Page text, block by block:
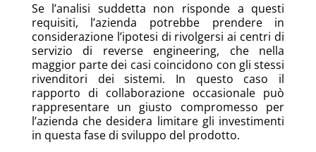
Se l’analisi suddetta non risponde a questi
requisiti, l’azienda potrebbe prendere in
considerazione l’ipotesi di rivolgersi ai centri di
servizio di reverse engineering, che nella
maggior parte dei casi coincidono con gli stessi
rivenditori dei sistemi. In questo caso il
rapporto di collaborazione occasionale può
rappresentare un giusto compromesso per
l’azienda che desidera limitare gli investimenti
in questa fase di sviluppo del prodotto.